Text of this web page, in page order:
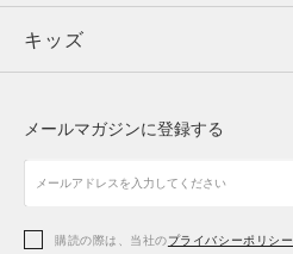
キッズ
アクセサリー
ボトムス
アクセサリー
トップス
シューズ
アクセサリー
キッズ
シューズ
メールマガジンに登録する
購読の際は、当社のプライバシーポリシー